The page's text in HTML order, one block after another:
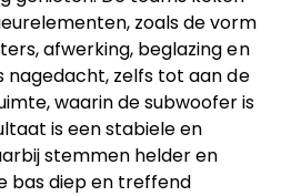
zoals de vorm
afwerking, beglazing en
nagedacht, zelfs tot aan de
waarin de subwoofer is
is een stabiele en
stemmen helder en
bas diep en treffend